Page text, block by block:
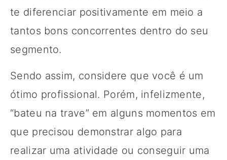
te diferenciar positivamente em meio a
tantos bons concorrentes dentro do seu
segmento.
Sendo assim, considere que você é um
ótimo profissional. Porém, infelizmente,
“bateu na trave” em alguns momentos em
que precisou demonstrar algo para
realizar uma atividade ou conseguir uma